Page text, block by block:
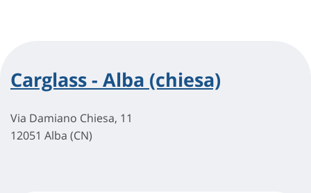
Carglass - Alba (chiesa)
Via Damiano Chiesa, 11
12051 Alba (CN)